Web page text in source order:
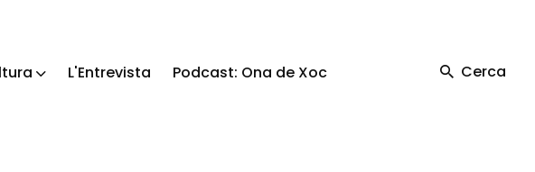
L'Entrevista Podcast: Ona de Xoc Cerca